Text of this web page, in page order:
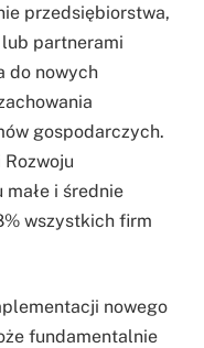
przedsiębiorstwa,
partnerami
do nowych
gospodarczych.
i średnie
wszystkich firm
nowego
fundamentalnie